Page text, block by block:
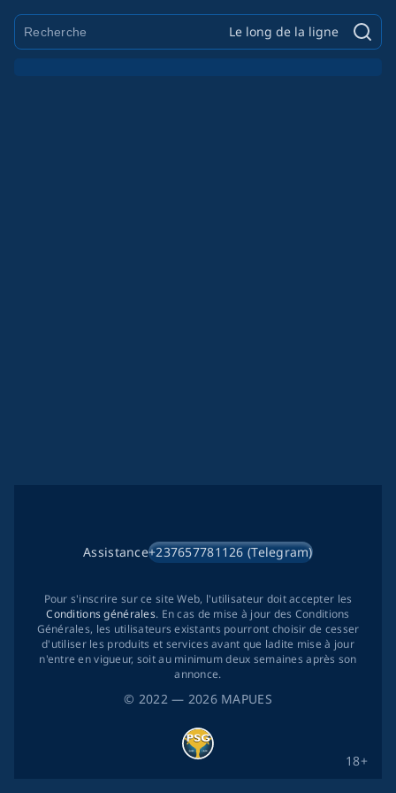
Le long de la ligne
© 2022— 2026 MAPUES
Assistance+237657781126 (Telegram)
18+
Pour s'inscrire sur ce site Web, l'utilisateur doit accepter les
Conditions générales. En cas de mise à jour des Conditions
Générales, les utilisateurs existants pourront choisir de cesser
d'utiliser les produits et services avant que ladite mise à jour
n'entre en vigueur, soit au minimum deux semaines après son
annonce.